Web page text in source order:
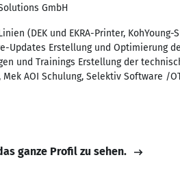
GmbH
(DEK und EKRA-Printer, KohYoung-
Updates Erstellung und Optimierung
und Trainings Erstellung der
AOI Schulung, Selektiv Software /
ganze Profil zu sehen.